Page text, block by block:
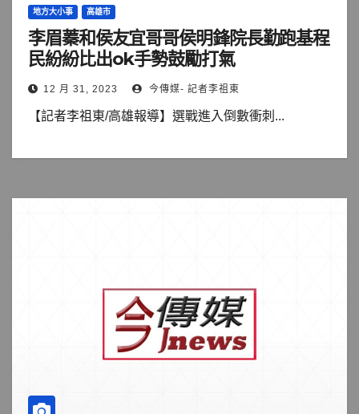
地方大小事 高雄市
李眉蓁和侯友宜哥哥侯明鋒院長勤跑基程
民紛紛比出ok手勢鼓勵打氣
12 月 31, 2023 今傳媒- 記者李祖東
【記者李祖東/高雄報導】選戰進入倒數衝刺...